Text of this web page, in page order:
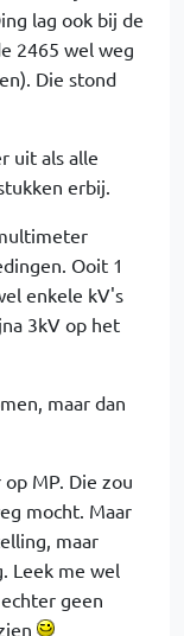
lag ook bij de
2465 wel weg
Die stond
uit als alle
erbij.
Ooit 1
enkele kV's
3kV op het
maar dan
MP. Die zou
mocht. Maar
maar
Leek me wel
geen